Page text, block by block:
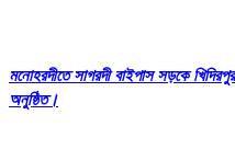
মনোহরদীতে সাগরদী বাইপাস সড়কে
অনুষ্ঠিত।